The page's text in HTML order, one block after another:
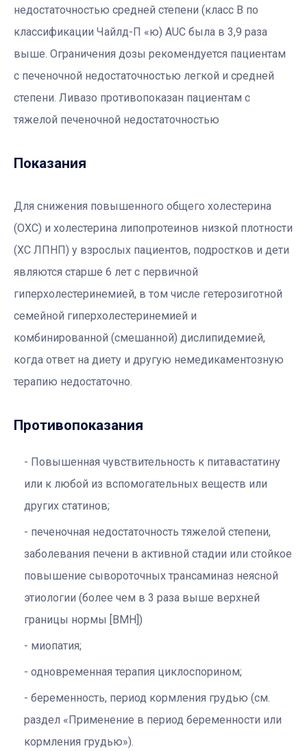
недостаточностью средней степени (класс В по
классификации Чайлд-П «ю) AUC была в 3,9 раза
выше. Ограничения дозы рекомендуется пациентам
с печеночной недостаточностью легкой и средней
степени. Ливазо противопоказан пациентам с
тяжелой печеночной недостаточностью
Показания
Для снижения повышенного общего холестерина
(ОХС) и холестерина липопротеинов низкой плотности
(ХС ЛПНП) у взрослых пациентов, подростков и дети
являются старше 6 лет с первичной
гиперхолестеринемией, в том числе гетерозиготной
семейной гиперхолестеринемией и
комбинированной (смешанной) дислипидемией,
когда ответ на диету и другую немедикаментозную
терапию недостаточно.
Противопоказания
Повышенная чувствительность к питавастатину
или к любой из вспомогательных веществ или
других статинов;
печеночная недостаточность тяжелой степени,
заболевания печени в активной стадии или стойкое
повышение сывороточных трансаминаз неясной
этиологии (более чем в 3 раза выше верхней
границы нормы [ВМН])
миопатия;
одновременная терапия циклоспорином;
беременность, период кормления грудью (см.
раздел «Применение в период беременности или
кормления грудью»).